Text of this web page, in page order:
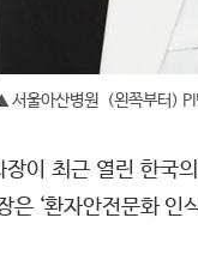
서울아산병원 (왼쪽부터) PI
이 최근 열린 한국
‘환자안전문화